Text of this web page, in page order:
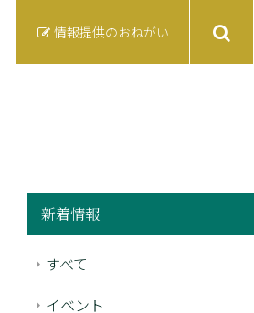
情報提供のおねがい
新着情報
すべて
イベント